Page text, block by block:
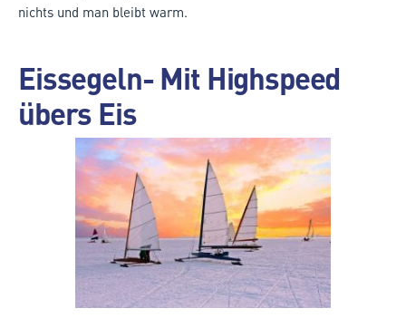
nichts und man bleibt warm.
Eissegeln- Mit Highspeed
übers Eis